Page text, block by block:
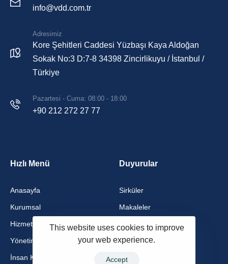
info@vdd.com.tr
Adresimiz
Kore Şehitleri Caddesi Yüzbaşı Kaya Aldoğan
Sokak No:3 D:7-8 34398 Zincirlikuyu / İstanbul /
Türkiye
Pazartesi - Cuma: 08:00 - 18:00
+90 212 272 27 77
Hızlı Menü
Anasayfa
Kurumsal
Hizmetlerimiz
Yönetim Kadromuz
İnsan Kaynakları
Duyurular
Sirküler
Makaleler
Yayınlarımız
Videolar
Basında Biz
This website uses cookies to improve
your web experience.
Accept